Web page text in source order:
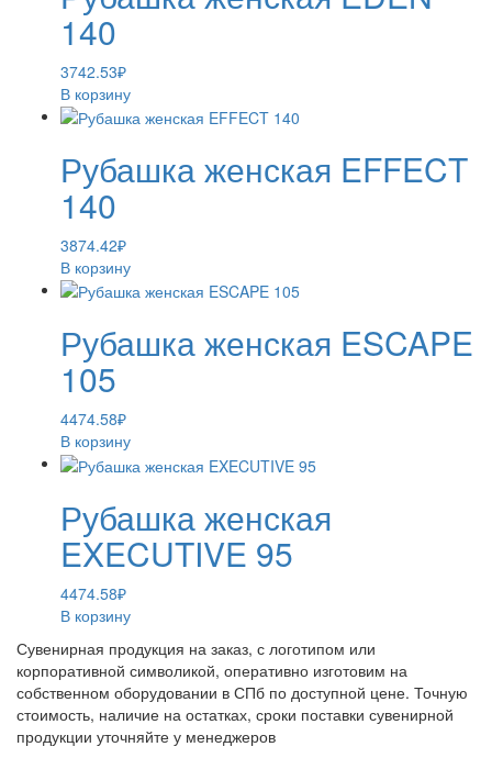
140
3742.53₽
В корзину
Рубашка женская EFFECT
140
3874.42₽
В корзину
Рубашка женская ESCAPE
105
4474.58₽
В корзину
Рубашка женская
EXECUTIVE 95
4474.58₽
В корзину
Сувенирная продукция на заказ, с логотипом или
корпоративной символикой, оперативно изготовим на
собственном оборудовании в СПб по доступной цене. Точную
стоимость, наличие на остатках, сроки поставки сувенирной
продукции уточняйте у менеджеров